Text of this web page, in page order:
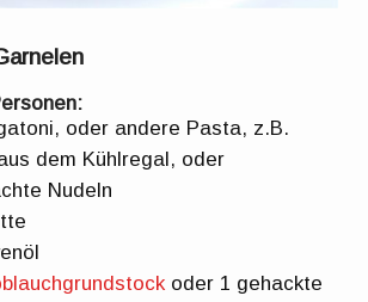
oder andere Pasta, z.B.
dem Kühlregal, oder
Nudeln
oder 1 gehackte